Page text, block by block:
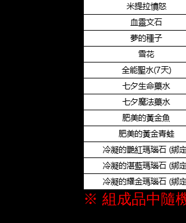
※ 組成品中隨